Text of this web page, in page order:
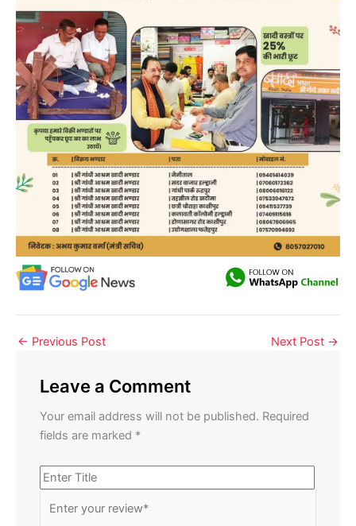
← Previous Post Next Post →
Leave a Comment
Your email address will not be published. Required
fields are marked *